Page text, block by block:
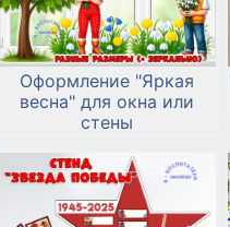
Оформление "Яркая
весна" для окна или
стены